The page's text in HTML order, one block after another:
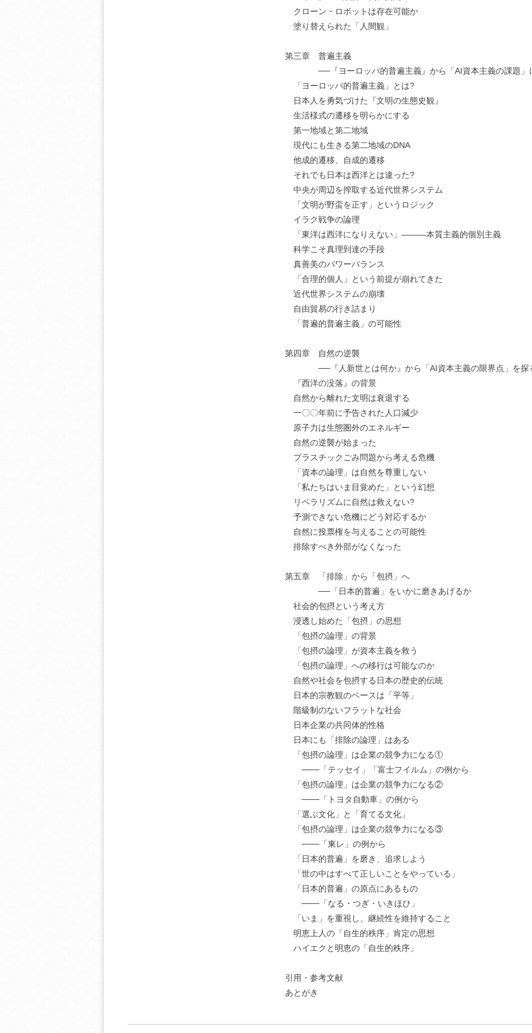
他にも商品を買う
クローン・ロボットは存在可能か
塗り替えられた「人間観」
第三章 普遍主義
──『ヨーロッパ的普遍主義』から「AI資本主義の課題」
「ヨーロッパ的普遍主義」とは?
日本人を勇気づけた『文明の生態史観』
生活様式の遷移を明らかにする
第一地域と第二地域
現代にも生きる第二地域のDNA
他成的遷移、自成的遷移
それでも日本は西洋とは違った?
中央が周辺を搾取する近代世界システム
「文明が野蛮を正す」というロジック
イラク戦争の論理
「東洋は西洋になりえない」―――本質主義的個別主義
科学こそ真理到達の手段
真善美のパワーバランス
「合理的個人」という前提が崩れてきた
近代世界システムの崩壊
自由貿易の行き詰まり
「普遍的普遍主義」の可能性
第四章 自然の逆襲
──『人新世とは何か』から「AI資本主義の限界点」を探
『西洋の没落』の背景
自然から離れた文明は衰退する
一〇〇年前に予告された人口減少
原子力は生態圏外のエネルギー
自然の逆襲が始まった
プラスチックごみ問題から考える危機
「資本の論理」は自然を尊重しない
「私たちはいま目覚めた」という幻想
リベラリズムに自然は救えない?
予測できない危機にどう対応するか
自然に投票権を与えることの可能性
排除すべき外部がなくなった
第五章 「排除」から「包摂」へ
──「日本的普遍」をいかに磨きあげるか
社会的包摂という考え方
浸透し始めた「包摂」の思想
「包摂の論理」の背景
「包摂の論理」が資本主義を救う
「包摂の論理」への移行は可能なのか
自然や社会を包摂する日本の歴史的伝統
日本的宗教観のベースは「平等」
階級制のないフラットな社会
日本企業の共同体的性格
日本にも「排除の論理」はある
「包摂の論理」は企業の競争力になる①
───「テッセイ」「富士フイルム」の例から
「包摂の論理」は企業の競争力になる②
───「トヨタ自動車」の例から
「選ぶ文化」と「育てる文化」
「包摂の論理」は企業の競争力になる③
───「東レ」の例から
「日本的普遍」を磨き、追求しよう
「世の中はすべて正しいことをやっている」
「日本的普遍」の原点にあるもの
───「なる・つぎ・いきほひ」
「いま」を重視し、継続性を維持すること
明恵上人の「自生的秩序」肯定の思想
ハイエクと明恵の「自生的秩序」
引用・参考文献
あとがき